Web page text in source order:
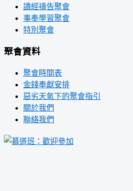
讀經禱告聚會
事奉學習聚會
特別聚會
聚會資料
聚會時間表
金錢奉獻安排
惡劣天氣下的聚會指引
關於我們
聯絡我們